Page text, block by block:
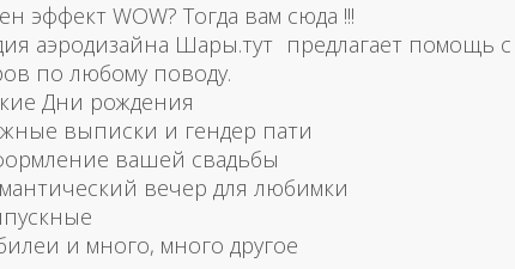
эффект WOW? Тогда вам сюда !!!
аэродизайна Шары.тут предлагает помощь
по любому поводу.
Дни рождения
выписки и гендер пати
вашей свадьбы
вечер для любимки
и много, много другое